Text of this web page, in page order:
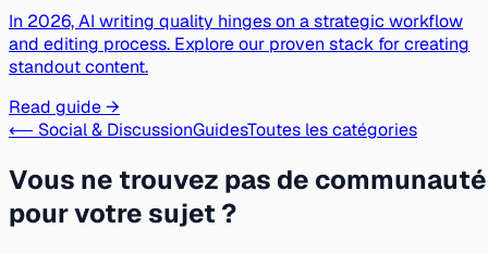
In 2026, AI writing quality hinges on a strategic workflow
and editing process. Explore our proven stack for creating
standout content.
Read guide →
⟵ Social & DiscussionGuidesToutes les catégories
Vous ne trouvez pas de communauté
pour votre sujet ?